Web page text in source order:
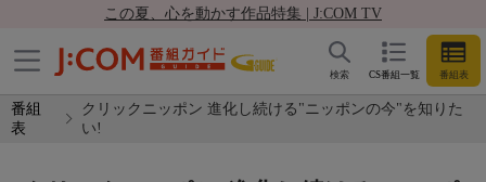
この夏、心を動かす作品特集 | J:COM TV
CS番組一覧 番組表
検索
番組
表
クリックニッポン 進化し続ける"ニッポンの今"を知りた
い!